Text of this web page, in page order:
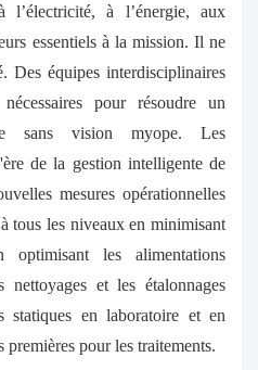
à l’énergie, aux
essentiels à la mission. Il ne
Des équipes interdisciplinaires
pour résoudre un
sans vision myope. Les
de la gestion intelligente de
mesures opérationnelles
tous les niveaux en minimisant
optimisant les alimentations
et les étalonnages
statiques en laboratoire et en
premières pour les traitements.